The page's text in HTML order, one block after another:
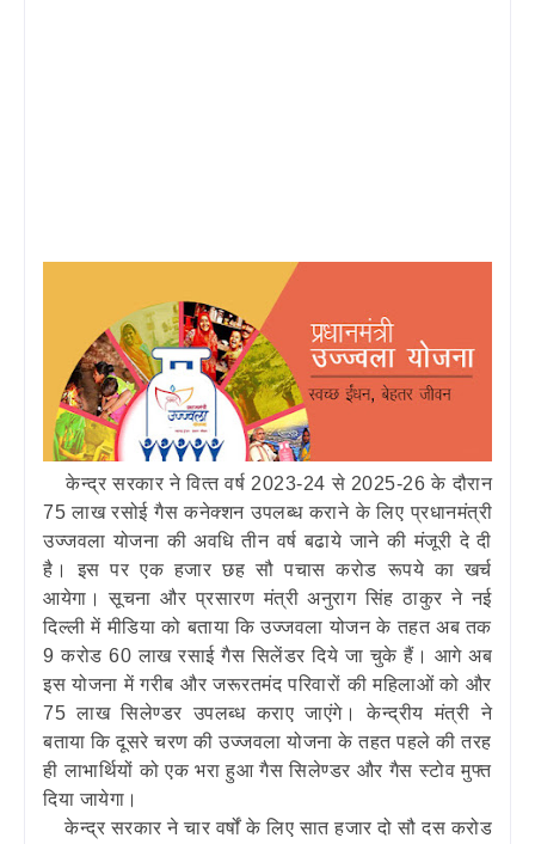
केन्‍द्र सरकार ने वित्‍त वर्ष 2023-24 से 2025-26 के दौरान
75 लाख रसोई गैस कनेक्‍शन उपलब्‍ध कराने के लिए प्रधानमंत्री
उज्‍जवला योजना की अवधि तीन वर्ष बढाये जाने की मंजूरी दे दी
है। इस पर एक हजार छह सौ पचास करोड रूपये का खर्च
आयेगा। सूचना और प्रसारण मंत्री अनुराग सिंह ठाकुर ने नई
दिल्‍ली में मीडिया को बताया कि उज्‍जवला योजन के तहत अब तक
9 करोड 60 लाख रसाई गैस सिलेंडर दिये जा चुके हैं। आगे अब
इस योजना में गरीब और जरूरतमंद परिवारों की महिलाओं को और
75 लाख सिलेण्‍डर उपलब्‍ध कराए जाएंगे। केन्‍द्रीय मंत्री ने
बताया कि दूसरे चरण की उज्‍जवला योजना के तहत पहले की तरह
ही लाभार्थियों को एक भरा हुआ गैस सिलेण्‍डर और गैस स्‍टोव मुफ्त
दिया जायेगा।
केन्‍द्र सरकार ने चार वर्षों के लिए सात हजार दो सौ दस करोड